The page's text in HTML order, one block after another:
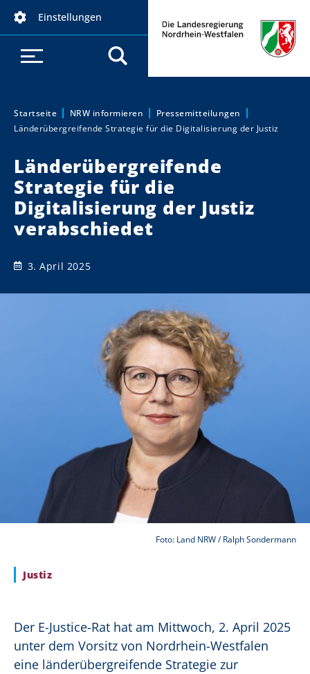
Einstellungen
Sie sind hier:
Startseite NRW informieren
Pressemitteilungen
Länderübergreifende Strategie für die Digitalisierung der Justiz
Länderübergreifende
Strategie für die
Digitalisierung der Justiz
verabschiedet
3. April 2025
Foto: Land NRW / Ralph Sondermann
Justiz
Der E-Justice-Rat hat am Mittwoch, 2. April 2025
unter dem Vorsitz von Nordrhein-Westfalen
eine länderübergreifende Strategie zur